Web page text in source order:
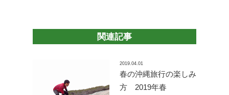
関連記事
2019.04.01
春の沖縄旅行の楽しみ
方 2019年春